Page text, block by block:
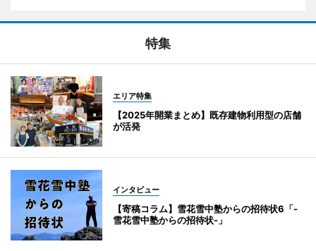
特集
エリア特集
【2025年開業まとめ】既存建物利用型の店舗
が活発
インタビュー
【寄稿コラム】雪花雪中塾からの招待状6「-
雪花雪中塾からの招待状-」